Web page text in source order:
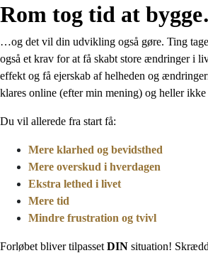
Rom tog tid at
…og det vil din udvikling også gøre. Ting
også et krav for at få skabt store ændringer i
effekt og få ejerskab af helheden og
klares online (efter min mening) og heller
Du vil allerede fra start få:
Mere klarhed og bevidsthed
Mere overskud i hverdagen
Ekstra lethed i livet
Mere tid
Mindre frustration og tvivl
Forløbet bliver tilpasset DIN situation!